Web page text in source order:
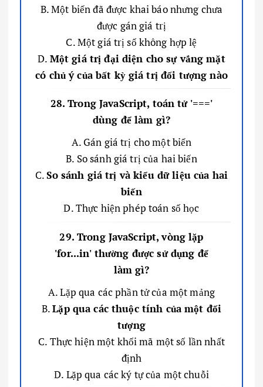
B. Một biến đã được khai báo nhưng chưa
được gán giá trị
C. Một giá trị số không hợp lệ
D. Một giá trị đại diện cho sự vắng mặt
có chủ ý của bất kỳ giá trị đối tượng nào
28. Trong JavaScript, toán tử '==='
dùng để làm gì?
A. Gán giá trị cho một biến
B. So sánh giá trị của hai biến
C.So sánh giá trị và kiểu dữ liệu của hai
biến
D. Thực hiện phép toán số học
29. Trong JavaScript, vòng lặp
'for...in' thường được sử dụng để
làm gì?
A. Lặp qua các phần tử của một mảng
B.Lặp qua các thuộc tính của một đối
tượng
C. Thực hiện một khối mã một số lần nhất
định
D. Lặp qua các ký tự của một chuỗi